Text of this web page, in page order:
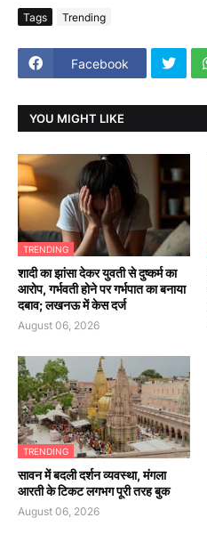
Tags Trending
Facebook
YOU MIGHT LIKE
TRENDING
शादी का झांसा देकर युवती से दुष्कर्म का
आरोप, गर्भवती होने पर गर्भपात का बनाया
दबाव; लखनऊ में केस दर्ज
August 06, 2026
TRENDING
सावन में बदली दर्शन व्यवस्था, मंगला
आरती के टिकट लगभग पूरी तरह बुक
August 06, 2026